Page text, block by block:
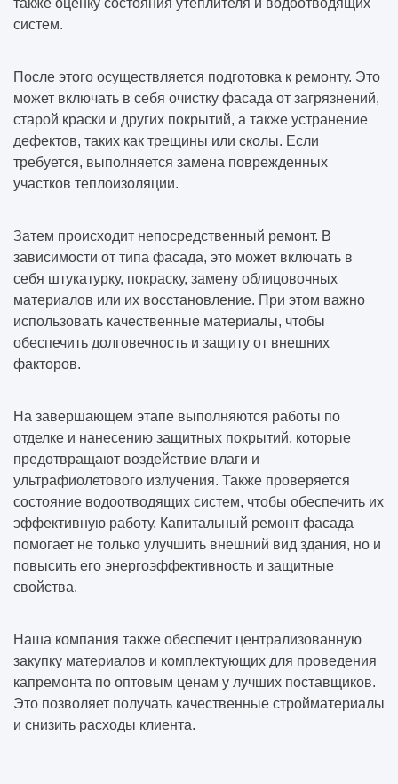
также оценку состояния утеплителя и водоотводящих
систем.
После этого осуществляется подготовка к ремонту. Это
может включать в себя очистку фасада от загрязнений,
старой краски и других покрытий, а также устранение
дефектов, таких как трещины или сколы. Если
требуется, выполняется замена поврежденных
участков теплоизоляции.
Затем происходит непосредственный ремонт. В
зависимости от типа фасада, это может включать в
себя штукатурку, покраску, замену облицовочных
материалов или их восстановление. При этом важно
использовать качественные материалы, чтобы
обеспечить долговечность и защиту от внешних
факторов.
На завершающем этапе выполняются работы по
отделке и нанесению защитных покрытий, которые
предотвращают воздействие влаги и
ультрафиолетового излучения. Также проверяется
состояние водоотводящих систем, чтобы обеспечить их
эффективную работу. Капитальный ремонт фасада
помогает не только улучшить внешний вид здания, но и
повысить его энергоэффективность и защитные
свойства.
Наша компания также обеспечит централизованную
закупку материалов и комплектующих для проведения
капремонта по оптовым ценам у лучших поставщиков.
Это позволяет получать качественные стройматериалы
и снизить расходы клиента.